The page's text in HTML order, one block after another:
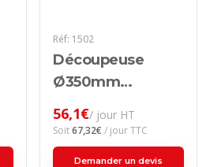
Réf: 1502
Découpeuse
Ø350mm
56,1€/ jour HT
Soit67,32€ / jour TTC
Demander un devis